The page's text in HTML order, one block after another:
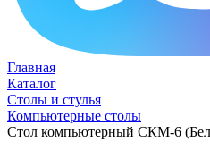
Главная
Каталог
Столы и стулья
Компьютерные столы
Стол компьютерный СКМ-6